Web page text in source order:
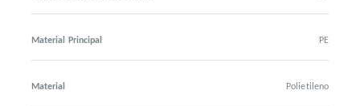
Material Principal PE
Material Polietileno